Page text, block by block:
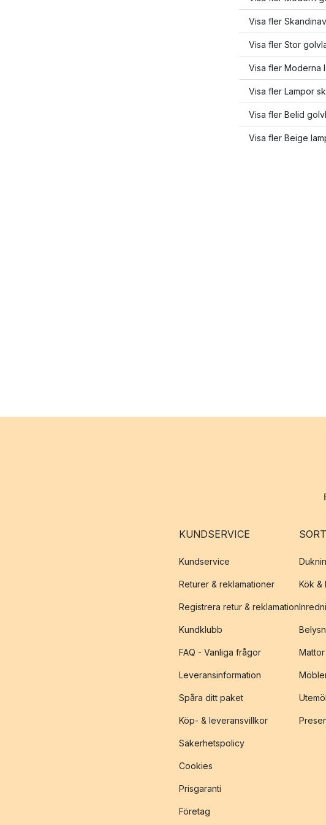
Visa fler
Visa fler Stor
Visa fler Moderna
Visa fler Lampor
Visa fler Belid
Visa fler Beige
KUNDSERVICE
Kundservice
Returer & reklamationer
Registrera retur & reklamation
Kundklubb
FAQ - Vanliga frågor
Leveransinformation
Spåra ditt paket
Köp- & leveransvillkor
Säkerhetspolicy
Cookies
Prisgaranti
Företag
Kök &